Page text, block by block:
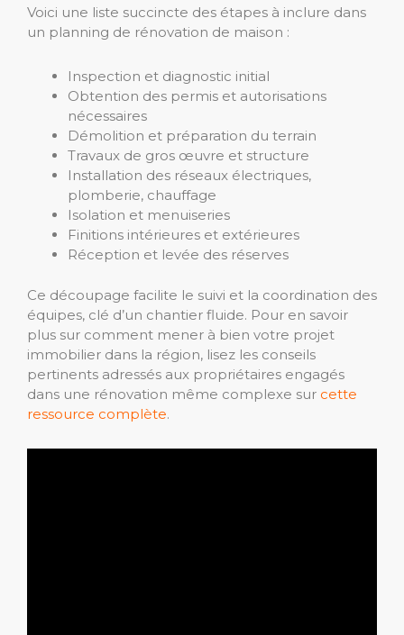
Voici une liste succincte des étapes à inclure dans
un planning de rénovation de maison :
Inspection et diagnostic initial
Obtention des permis et autorisations
nécessaires
Démolition et préparation du terrain
Travaux de gros œuvre et structure
Installation des réseaux électriques,
plomberie, chauffage
Isolation et menuiseries
Finitions intérieures et extérieures
Réception et levée des réserves
Ce découpage facilite le suivi et la coordination des
équipes, clé d’un chantier fluide. Pour en savoir
plus sur comment mener à bien votre projet
immobilier dans la région, lisez les conseils
pertinents adressés aux propriétaires engagés
dans une rénovation même complexe sur cette
ressource complète.